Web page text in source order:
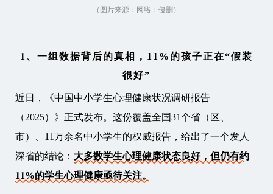
（图片来源：网络：侵删）
1、一组数据背后的真相， 11%的孩子正在“假装
很好”
近日，《中国中小学生心理健康状况调研报告
（2025）》正式发布。这份覆盖全国31个省（区、
市）、11万余名中小学生的权威报告，给出了一个发人
深省的结论： 大多数学生心理健康状态良好，但仍有约
11%的学生心理健康亟待关注。